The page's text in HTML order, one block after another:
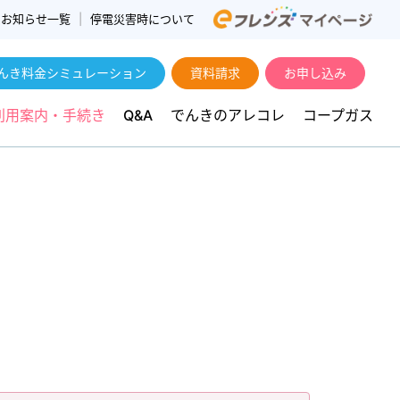
お知らせ一覧 停電災害時について
き料金シミュレーション 資料請求 お申し込み
用案内・手続き Q&A でんきのアレコレ コープガス